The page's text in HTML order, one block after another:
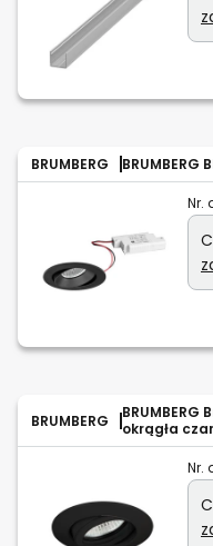
BRUMBERG
Nr.
BRUMBERG
okrągła
Nr.